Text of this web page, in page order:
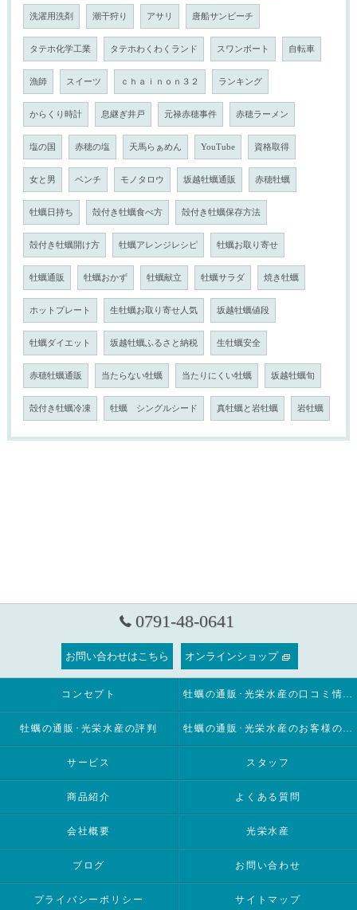
洗濯用洗剤 潮干狩り アサリ 唐船サンビーチ
タテホ化学工業 タテホわくわくランド スワンボート 自転車
漁師 スイーツ ｃｈａｉｎｏｎ３２ ランキング
からくり時計 息継ぎ井戸 元禄赤穂事件 赤穂ラーメン
塩の国 赤穂の塩 天馬らぁめん YouTube 資格取得
女と男 ベンチ モノタロウ 坂越牡蠣通販 赤穂牡蠣
牡蠣日持ち 殻付き牡蠣食べ方 殻付き牡蠣保存方法
殻付き牡蠣開け方 牡蠣アレンジレシピ 牡蠣お取り寄せ
牡蠣通販 牡蠣おかず 牡蠣献立 牡蠣サラダ 焼き牡蠣
ホットプレート 生牡蠣お取り寄せ人気 坂越牡蠣値段
牡蠣ダイエット 坂越牡蠣ふるさと納税 生牡蠣安全
赤穂牡蠣通販 当たらない牡蠣 当たりにくい牡蠣 坂越牡蠣旬
殻付き牡蠣冷凍 牡蠣 シングルシード 真牡蠣と岩牡蠣 岩牡蠣
0791-48-0641
お問い合わせはこちら オンラインショップ
コンセプト 牡蠣の通販･光栄水産の口コミ情報
牡蠣の通販･光栄水産の評判 牡蠣の通販･光栄水産のお客様の声
サービス スタッフ
商品紹介 よくある質問
会社概要 光栄水産
ブログ お問い合わせ
プライバシーポリシー サイトマップ